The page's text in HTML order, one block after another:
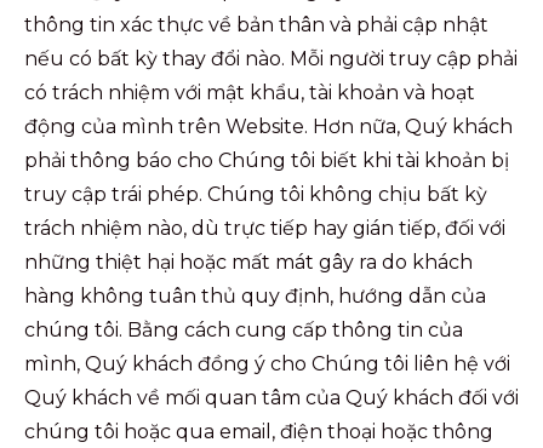
thông tin xác thực về bản thân và phải cập nhật
nếu có bất kỳ thay đổi nào. Mỗi người truy cập phải
có trách nhiệm với mật khẩu, tài khoản và hoạt
động của mình trên Website. Hơn nữa, Quý khách
phải thông báo cho Chúng tôi biết khi tài khoản bị
truy cập trái phép. Chúng tôi không chịu bất kỳ
trách nhiệm nào, dù trực tiếp hay gián tiếp, đối với
những thiệt hại hoặc mất mát gây ra do khách
hàng không tuân thủ quy định, hướng dẫn của
chúng tôi. Bằng cách cung cấp thông tin của
mình, Quý khách đồng ý cho Chúng tôi liên hệ với
Quý khách về mối quan tâm của Quý khách đối với
chúng tôi hoặc qua email, điện thoại hoặc thông